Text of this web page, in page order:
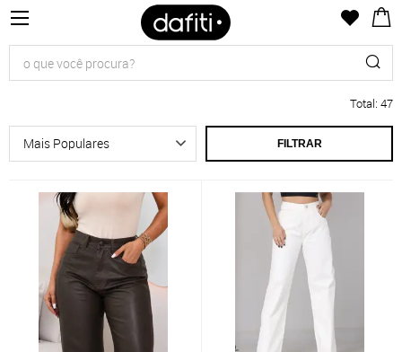
Total: 47
FILTRAR